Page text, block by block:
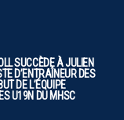
SUCCÈDE À JULIEN
D’ENTRAÎNEUR DES
DE L’ÉQUIPE
U19N DU MHSC